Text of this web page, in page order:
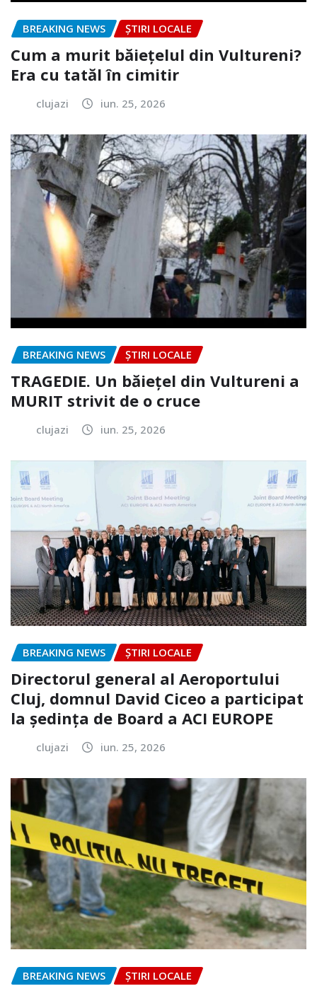
BREAKING NEWS ȘTIRI LOCALE
Cum a murit băiețelul din Vultureni?
Era cu tatăl în cimitir
clujazi iun. 25, 2026
BREAKING NEWS ȘTIRI LOCALE
TRAGEDIE. Un băiețel din Vultureni a
MURIT strivit de o cruce
clujazi iun. 25, 2026
BREAKING NEWS ȘTIRI LOCALE
Directorul general al Aeroportului
Cluj, domnul David Ciceo a participat
la ședința de Board a ACI EUROPE
clujazi iun. 25, 2026
BREAKING NEWS ȘTIRI LOCALE